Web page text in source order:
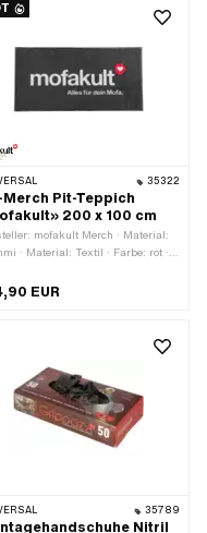
35322
Merch Pit-Teppich
200 x 100 cm
mofakult Merch · Material:
· Material: Textil · Farbe: rot ·
mm · Gesamtlänge: 2000 mm
EUR
35789
Nitril